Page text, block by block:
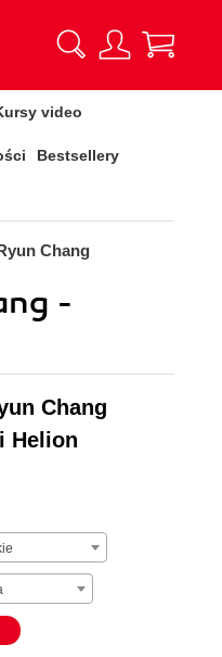
video
Bestsellery
Chang
-
Chang
Helion